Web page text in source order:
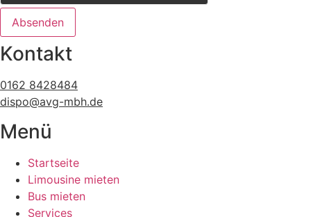
Absenden
Kontakt
0162 8428484
dispo@avg-mbh.de
Menü
Startseite
Limousine mieten
Bus mieten
Services